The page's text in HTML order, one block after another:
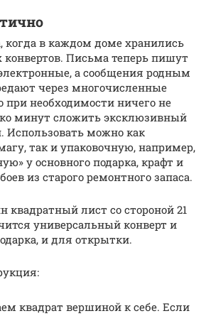
в каждом доме хранились
конвертов. Письма теперь пишут
а сообщения родным
через многочисленные
необходимости ничего не
минут сложить эксклюзивный
Использовать можно как
так и упаковочную, например,
у основного подарка, крафт и
из старого ремонтного запаса.
квадратный лист со стороной 21
универсальный конверт и
и для открытки.
квадрат вершиной к себе. Если